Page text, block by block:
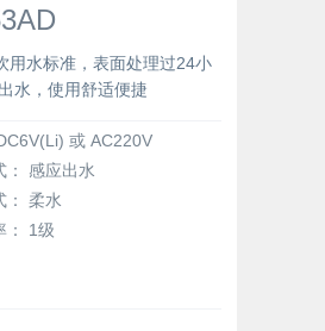
水标准，表面处理过24小
水，使用舒适便捷
或 AC220V
感应出水
柔水
1级